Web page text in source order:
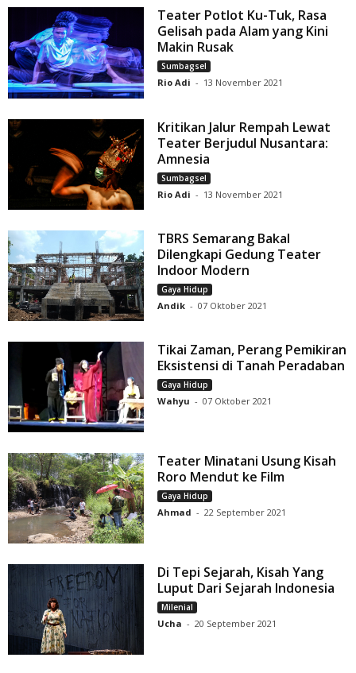
Teater Potlot Ku-Tuk, Rasa
Gelisah pada Alam yang Kini
Makin Rusak
Sumbagsel
Rio Adi - 13 November 2021
Kritikan Jalur Rempah Lewat
Teater Berjudul Nusantara:
Amnesia
Sumbagsel
Rio Adi - 13 November 2021
TBRS Semarang Bakal
Dilengkapi Gedung Teater
Indoor Modern
Gaya Hidup
Andik - 07 Oktober 2021
Tikai Zaman, Perang Pemikiran
Eksistensi di Tanah Peradaban
Gaya Hidup
Wahyu - 07 Oktober 2021
Teater Minatani Usung Kisah
Roro Mendut ke Film
Gaya Hidup
Ahmad - 22 September 2021
Di Tepi Sejarah, Kisah Yang
Luput Dari Sejarah Indonesia
Milenial
Ucha - 20 September 2021